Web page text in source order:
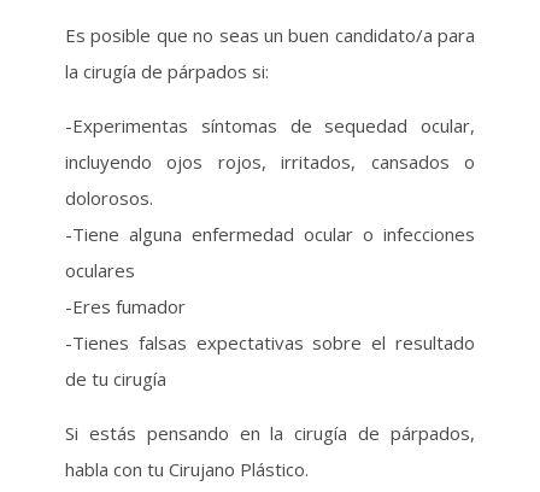
Es posible que no seas un buen candidato/a para
la cirugía de párpados si:
-Experimentas síntomas de sequedad ocular,
incluyendo ojos rojos, irritados, cansados ​​o
dolorosos.
-Tiene alguna enfermedad ocular o infecciones
oculares
-Eres fumador
-Tienes falsas expectativas sobre el resultado
de tu cirugía
Si estás pensando en la cirugía de párpados,
habla con tu Cirujano Plástico.